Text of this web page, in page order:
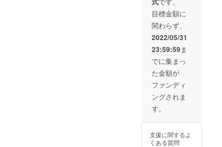
期が遅
れる可
能性が
ありま
す。
目標金額に
関わらず、
2022/05/31
23:59:59ま
でに集まっ
た金額が
ファンディ
ングされま
す。
支援に関するよ
くある質問